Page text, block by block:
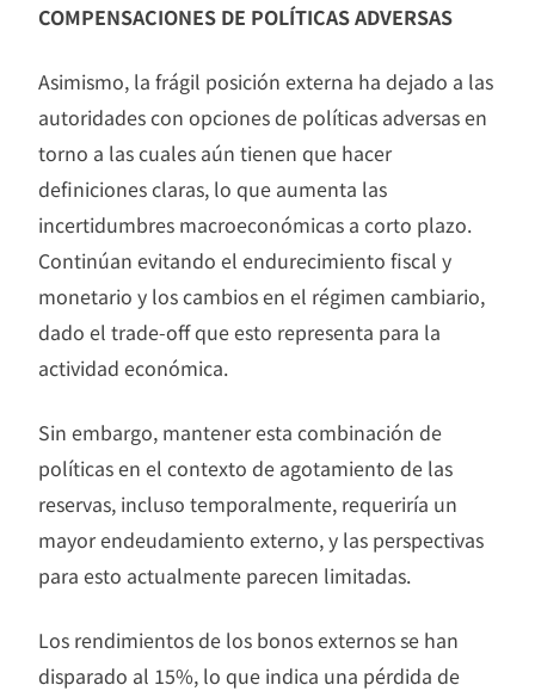
COMPENSACIONES DE POLÍTICAS ADVERSAS
Asimismo, la frágil posición externa ha dejado a las
autoridades con opciones de políticas adversas en
torno a las cuales aún tienen que hacer
definiciones claras, lo que aumenta las
incertidumbres macroeconómicas a corto plazo.
Continúan evitando el endurecimiento fiscal y
monetario y los cambios en el régimen cambiario,
dado el trade-off que esto representa para la
actividad económica.
Sin embargo, mantener esta combinación de
políticas en el contexto de agotamiento de las
reservas, incluso temporalmente, requeriría un
mayor endeudamiento externo, y las perspectivas
para esto actualmente parecen limitadas.
Los rendimientos de los bonos externos se han
disparado al 15%, lo que indica una pérdida de